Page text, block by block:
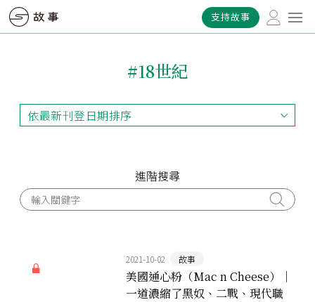
支持故事
#18世紀
依最新刊登日期排序
依最新刊登日期排序
進階搜尋
2021-10-02 故事
美國通心粉（Mac n Cheese）｜
一道濃縮了黑奴、二戰、現代職